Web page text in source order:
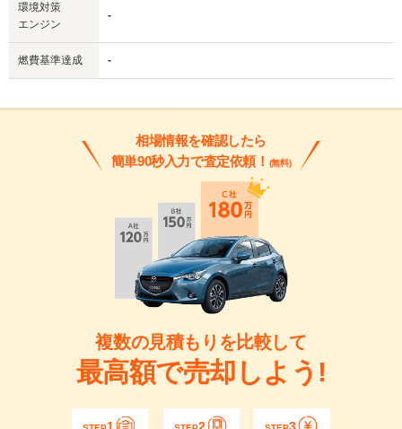
環境対策
エンジン
-
燃費基準達成 -
相場情報を確認したら
簡単90秒入力で査定依頼！ (無料)
複数の見積もりを比較して
最高額で売却しよう!
1 2 3